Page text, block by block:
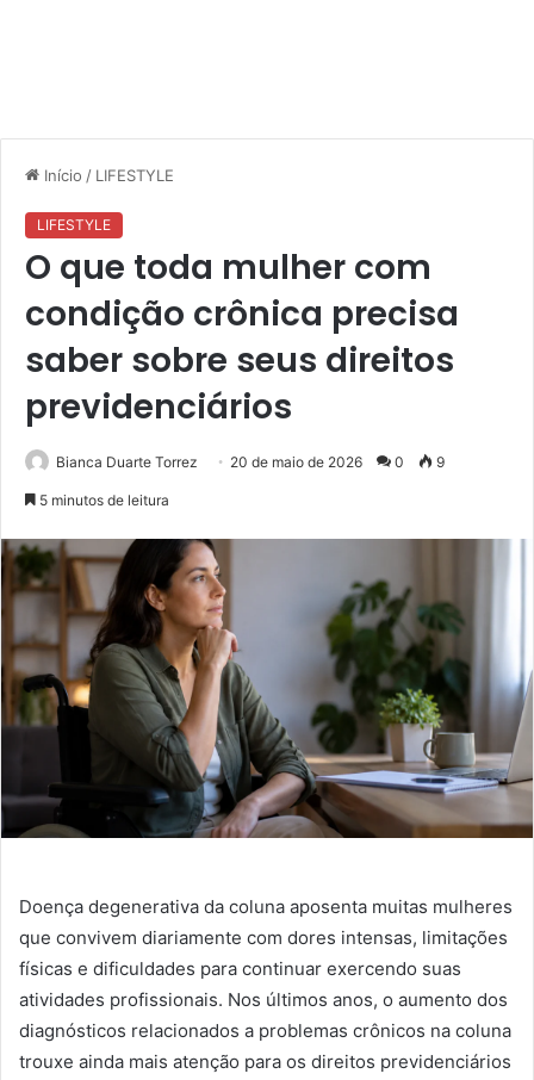
Início / LIFESTYLE
LIFESTYLE
O que toda mulher com
condição crônica precisa
saber sobre seus direitos
previdenciários
Bianca Duarte Torrez 20 de maio de 2026 0 9
5 minutos de leitura
Doença degenerativa da coluna aposenta muitas mulheres
que convivem diariamente com dores intensas, limitações
físicas e dificuldades para continuar exercendo suas
atividades profissionais. Nos últimos anos, o aumento dos
diagnósticos relacionados a problemas crônicos na coluna
trouxe ainda mais atenção para os direitos previdenciários